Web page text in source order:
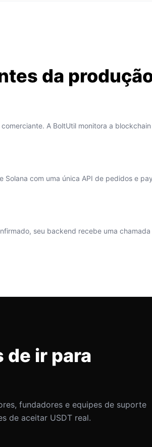
da
A BoltUtil monitora a
Solana com uma única API de pedidos e
seu backend recebe uma chamada
de ir para
fundadores e equipes de suporte
de aceitar USDT real.